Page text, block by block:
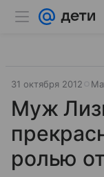
31 октября 2012
Муж
ролью